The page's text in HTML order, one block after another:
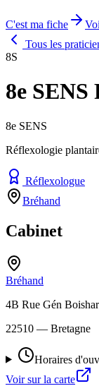
C'est ma fiche
Tous les
8S
8e
8e SENS
Réflexologie
Réflexologue
Bréhand
Cabinet
Bréhand
4B Rue Gén
22510 — Bretagne
Horaires
Voir sur la carte